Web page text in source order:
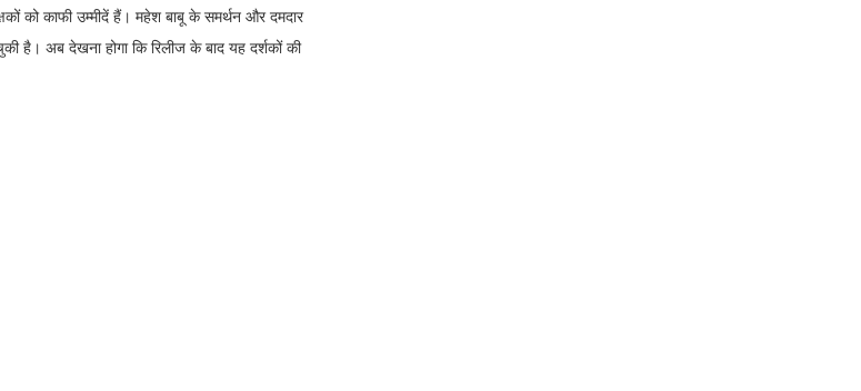
को काफी उम्मीदें हैं। महेश बाबू के समर्थन और दमदार
है। अब देखना होगा कि रिलीज के बाद यह दर्शकों की